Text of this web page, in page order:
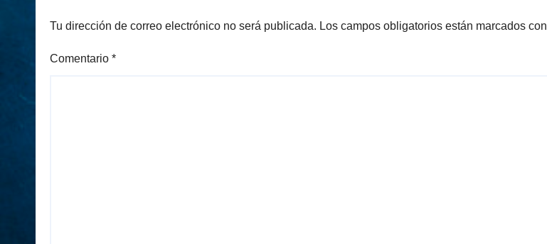
Tu dirección de correo electrónico no será publicada. Los campos obligatorios están marcados con
Comentario *